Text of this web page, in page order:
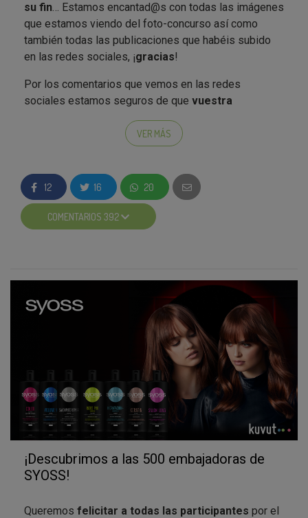
su fin… Estamos encantad@s con todas las imágenes
que estamos viendo del foto-concurso así como
también todas las publicaciones que habéis subido
en las redes sociales, ¡gracias!
Por los comentarios que vemos en las redes
sociales estamos seguros de que vuestra
experiencia con la gama de productos SYOSS
sido estupenda pero, aún queremos saber algunas
cosas más sobre cómo ha ido el proceso así que, por
valoración para que, tanto nosotros como SYOSS,
tengamos en cuenta todas vuestras opiniones.
Aquí os dejamos algunas de las
¡Nos vemos en la próxima campaña! Hasta entonces…
¡un abrazo y mil gracias por vuestra participación!
VER MÁS
12 16 20
COMENTARIOS 392
¡Descubrimos a las 500 embajadoras de
SYOSS!
Queremos felicitar a todas las participantes por el